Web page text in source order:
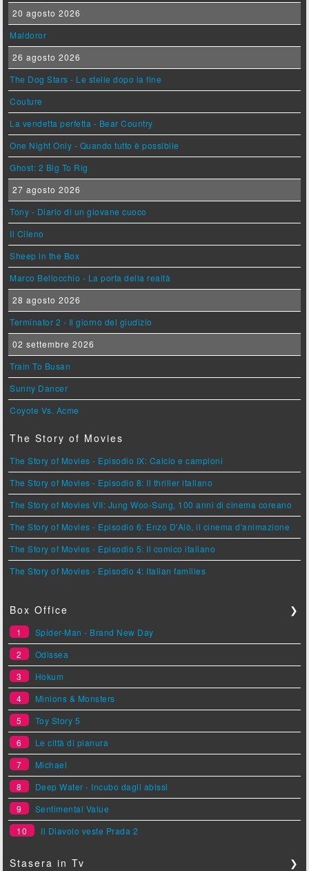
20 agosto 2026
Maldoror
26 agosto 2026
The Dog Stars - Le stelle dopo la fine
Couture
La vendetta perfetta - Bear Country
One Night Only - Quando tutto è possibile
Ghost: 2 Big To Rig
27 agosto 2026
Tony - Diario di un giovane cuoco
Il Cileno
Sheep in the Box
Marco Bellocchio - La porta della realtà
28 agosto 2026
Terminator 2 - Il giorno del giudizio
02 settembre 2026
Train To Busan
Sunny Dancer
Coyote Vs. Acme
The Story of Movies
The Story of Movies - Episodio IX: Calcio e campioni
The Story of Movies - Episodio 8: Il thriller italiano
The Story of Movies VII: Jung Woo-Sung, 100 anni di cinema coreano
The Story of Movies - Episodio 6: Enzo D'Alò, il cinema d'animazione
The Story of Movies - Episodio 5: Il comico italiano
The Story of Movies - Episodio 4: Italian families
Box Office ❯
1
Spider-Man - Brand New Day
2
Odissea
3
Hokum
4
Minions & Monsters
5
Toy Story 5
6
Le città di pianura
7
Michael
8
Deep Water - Incubo dagli abissi
9
Sentimental Value
10
Il Diavolo veste Prada 2
Stasera in Tv ❯